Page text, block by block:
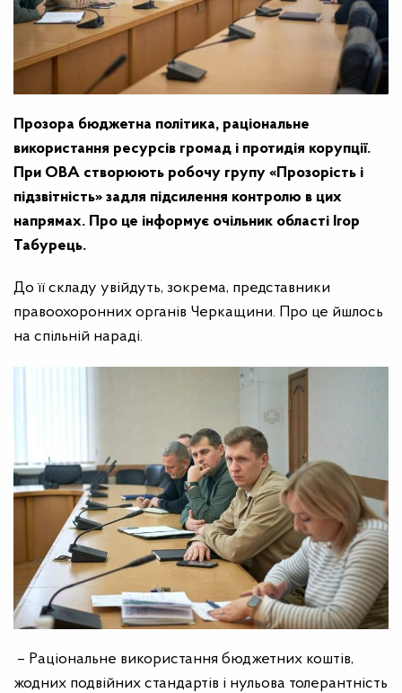
Прозора бюджетна політика, раціональне
використання ресурсів громад і протидія корупції.
При ОВА створюють робочу групу «Прозорість і
підзвітність» задля підсилення контролю в цих
напрямах. Про це інформує очільник області Ігор
Табурець.
До її складу увійдуть, зокрема, представники
правоохоронних органів Черкащини. Про це йшлось
на спільній нараді.
– Раціональне використання бюджетних коштів,
жодних подвійних стандартів і нульова толерантність